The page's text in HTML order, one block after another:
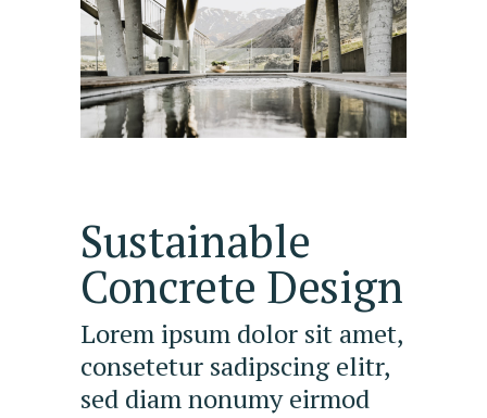
Sustainable
Concrete Design
Lorem ipsum dolor sit amet,
consetetur sadipscing elitr,
sed diam nonumy eirmod